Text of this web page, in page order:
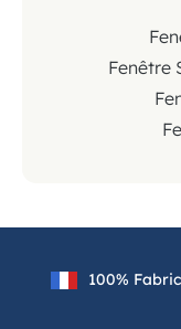
Fenêtre
100%